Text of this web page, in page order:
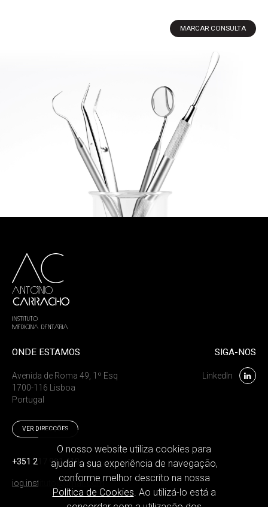
MARCAR CONSULTA
ONDE ESTAMOS
Avenida de Roma 49, 1º Esq
1700-116 Lisboa
Portugal
VER DIRECÇÕES
+351 217 961 410
iog.instituto@gmail.com
SIGA-NOS
LinkedIn
O nosso website utiliza cookies para
ajudar a sua experiência de navegação,
conforme melhor descrito na nossa
Política de Cookies . Ao utilizá-lo está a